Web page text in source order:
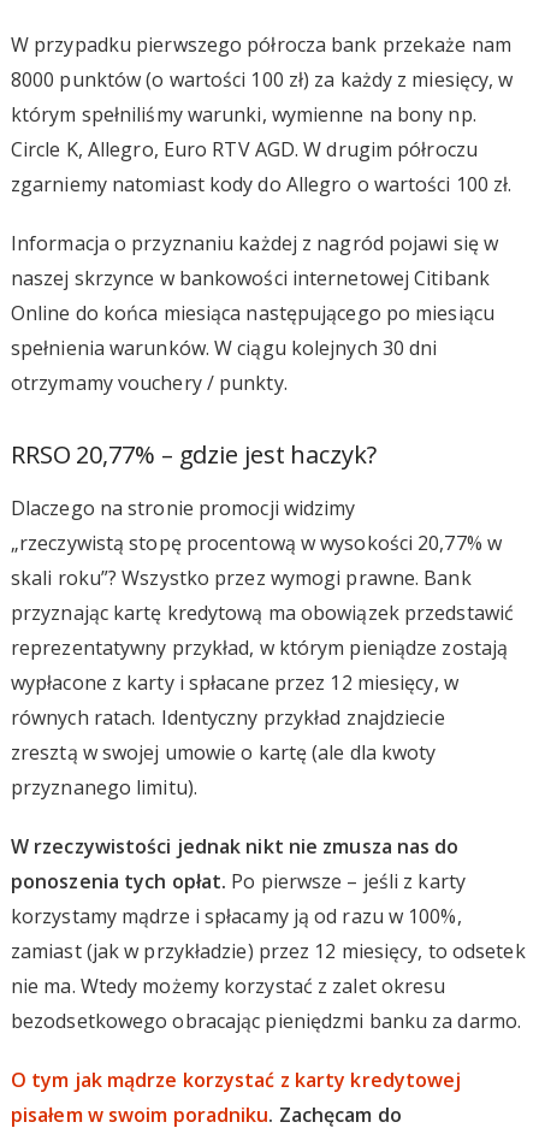
W przypadku pierwszego półrocza bank przekaże nam
8000 punktów (o wartości 100 zł) za każdy z miesięcy, w
którym spełniliśmy warunki, wymienne na bony np.
Circle K, Allegro, Euro RTV AGD. W drugim półroczu
zgarniemy natomiast kody do Allegro o wartości 100 zł.
Informacja o przyznaniu każdej z nagród pojawi się w
naszej skrzynce w bankowości internetowej Citibank
Online do końca miesiąca następującego po miesiącu
spełnienia warunków. W ciągu kolejnych 30 dni
otrzymamy vouchery / punkty.
RRSO 20,77% – gdzie jest haczyk?
Dlaczego na stronie promocji widzimy
„rzeczywistą stopę procentową w wysokości 20,77% w
skali roku”? Wszystko przez wymogi prawne. Bank
przyznając kartę kredytową ma obowiązek przedstawić
reprezentatywny przykład, w którym pieniądze zostają
wypłacone z karty i spłacane przez 12 miesięcy, w
równych ratach. Identyczny przykład znajdziecie
zresztą w swojej umowie o kartę (ale dla kwoty
przyznanego limitu).
W rzeczywistości jednak nikt nie zmusza nas do
ponoszenia tych opłat. Po pierwsze – jeśli z karty
korzystamy mądrze i spłacamy ją od razu w 100%,
zamiast (jak w przykładzie) przez 12 miesięcy, to odsetek
nie ma. Wtedy możemy korzystać z zalet okresu
bezodsetkowego obracając pieniędzmi banku za darmo.
O tym jak mądrze korzystać z karty kredytowej
pisałem w swoim poradniku. Zachęcam do